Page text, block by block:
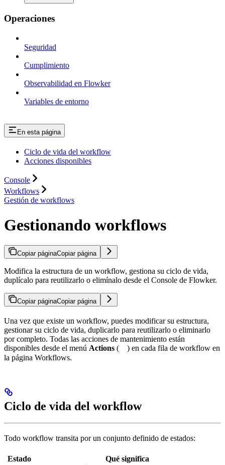
Operaciones
Seguridad
Cumplimiento
Observabilidad en Flowker
Variables de entorno
En esta página
Ciclo de vida del workflow
Acciones disponibles
Console
Workflows
Gestión de workflows
Gestionando workflows
Copiar páginaCopiar página
Modifica la estructura de un workflow, gestiona su ciclo de vida,
duplícalo para reutilizarlo o elimínalo desde el Console de Flowker.
Copiar páginaCopiar página
Una vez que existe un workflow, puedes modificar su estructura,
gestionar su ciclo de vida, duplicarlo para reutilizarlo o eliminarlo
por completo. Todas las acciones de mantenimiento están
disponibles desde el menú Actions (
) en cada fila de workflow en
la página Workflows.
Ciclo de vida del workflow
Todo workflow transita por un conjunto definido de estados:
Estado
Qué significa